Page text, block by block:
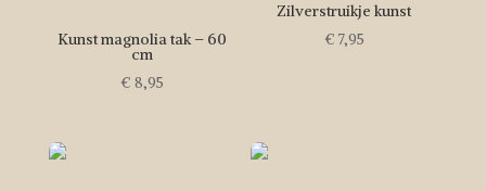
Kunst magnolia tak – 60
cm
€ 8,95
Zilverstruikje kunst
€ 7,95